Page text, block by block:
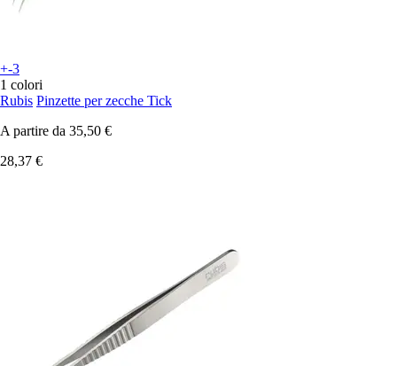
+-3
1 colori
Rubis Pinzette per zecche Tick
A partire da 35,50 €
28,37 €